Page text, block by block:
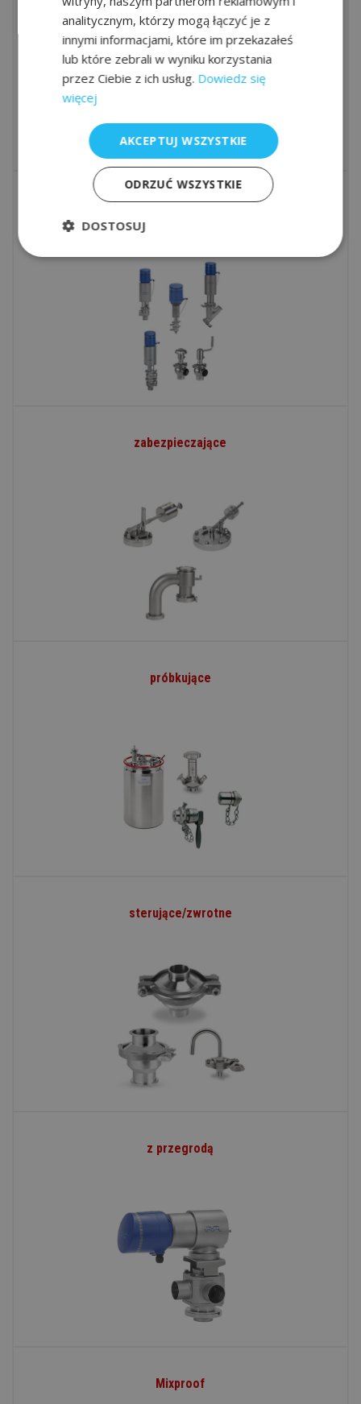
grzybowe
zabezpieczające
próbkujące
sterujące/zwrotne
z przegrodą
Mixproof
analitycznym, którzy mogą łączyć je z
innymi informacjami, które im przekazałeś
lub które zebrali w wyniku korzystania
przez Ciebie z ich usług. Dowiedz się
więcej
AKCEPTUJ WSZYSTKIE
ODRZUĆ WSZYSTKIE
DOSTOSUJ